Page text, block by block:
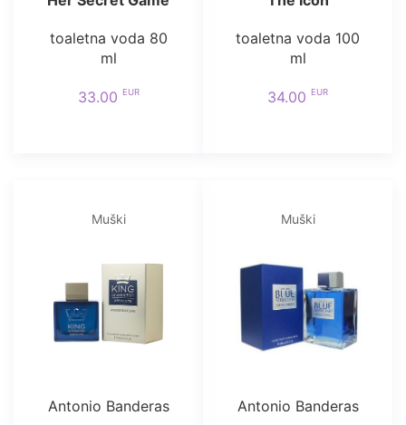
toaletna voda 80
ml
33.00 EUR
toaletna voda 100
ml
34.00 EUR
Muški
Antonio Banderas
Muški
Antonio Banderas